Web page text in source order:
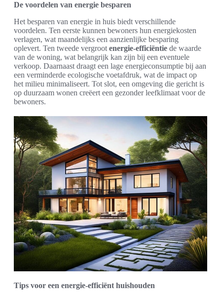
De voordelen van energie besparen
Het besparen van energie in huis biedt verschillende
voordelen. Ten eerste kunnen bewoners hun energiekosten
verlagen, wat maandelijks een aanzienlijke besparing
oplevert. Ten tweede vergroot energie-efficiëntie de waarde
van de woning, wat belangrijk kan zijn bij een eventuele
verkoop. Daarnaast draagt een lage energieconsumptie bij aan
een verminderde ecologische voetafdruk, wat de impact op
het milieu minimaliseert. Tot slot, een omgeving die gericht is
op duurzaam wonen creëert een gezonder leefklimaat voor de
bewoners.
Tips voor een energie-efficiënt huishouden